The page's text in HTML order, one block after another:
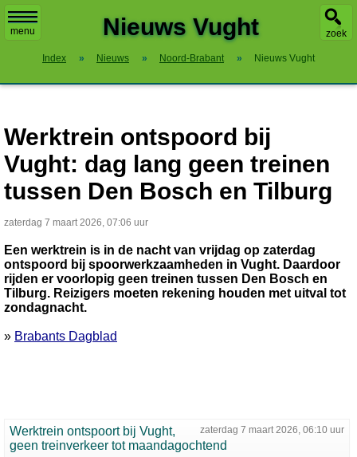
menu zoek
Nieuws Vught
Index » Nieuws » Noord-Brabant » Nieuws Vught
Werktrein ontspoord bij
Vught: dag lang geen treinen
tussen Den Bosch en Tilburg
zaterdag 7 maart 2026, 07:06 uur
Een werktrein is in de nacht van vrijdag op zaterdag
ontspoord bij spoorwerkzaamheden in Vught. Daardoor
rijden er voorlopig geen treinen tussen Den Bosch en
Tilburg. Reizigers moeten rekening houden met uitval tot
zondagnacht.
» Brabants Dagblad
zaterdag 7 maart 2026, 06:10 uur
Werktrein ontspoort bij Vught,
geen treinverkeer tot maandagochtend